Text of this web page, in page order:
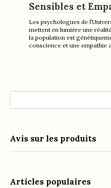
Sensibles et
Les psychologues de
mettent en lumière une
la population est
conscience et une empathie
Avis sur les produits
Articles populaires